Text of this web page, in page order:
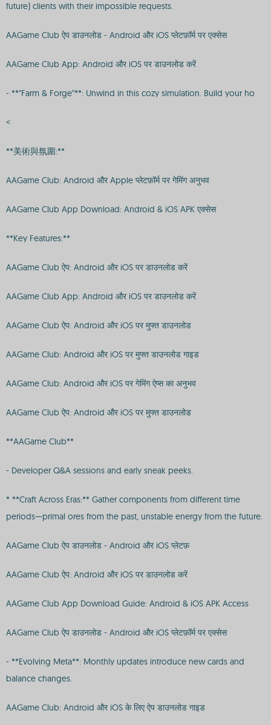
future) clients with their impossible requests.
AAGame Club ऐप डाउनलोड - Android और iOS प्लेटफ़ॉर्म पर एक्सेस
AAGame Club App: Android और iOS पर डाउनलोड करें
- **"Farm & Forge"**: Unwind in this cozy simulation. Build your ho
<
**美術與氛圍:**
AAGame Club: Android और Apple प्लेटफ़ॉर्म पर गेमिंग अनुभव
AAGame Club App Download: Android & iOS APK एक्सेस
**Key Features:**
AAGame Club ऐप: Android और iOS पर डाउनलोड करें
AAGame Club App: Android और iOS पर डाउनलोड करें
AAGame Club ऐप: Android और iOS पर मुफ्त डाउनलोड
AAGame Club: Android और iOS पर मुफ्त डाउनलोड गाइड
AAGame Club: Android और iOS पर गेमिंग ऐप्स का अनुभव
AAGame Club ऐप: Android और iOS पर मुफ्त डाउनलोड
**AAGame Club**
- Developer Q&A sessions and early sneak peeks.
* **Craft Across Eras:** Gather components from different time
periods—primal ores from the past, unstable energy from the future.
AAGame Club ऐप डाउनलोड - Android और iOS प्लेटफ़
AAGame Club ऐप: Android और iOS पर डाउनलोड करें
AAGame Club App Download Guide: Android & iOS APK Access
AAGame Club ऐप डाउनलोड - Android और iOS प्लेटफ़ॉर्म पर एक्सेस
- **Evolving Meta**: Monthly updates introduce new cards and
balance changes.
AAGame Club: Android और iOS के लिए ऐप डाउनलोड गाइड